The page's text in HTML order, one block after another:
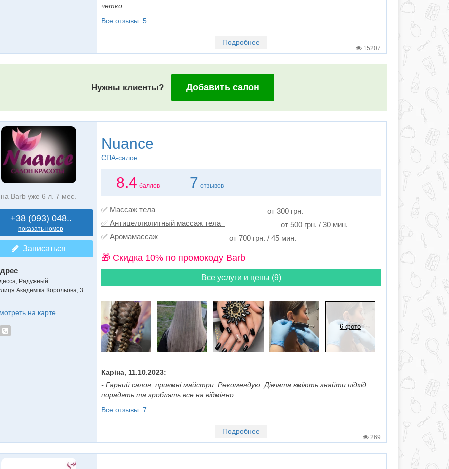
четко......
Все отзывы: 5
Подробнее
15207
Нужны клиенты? Добавить салон
на Barb уже 6 л. 7 мес.
+38 (093) 048..
показать номер
Записаться
Радужный
Академіка Корольова, 3
на карте
Nuance
СПА-салон
8.4 баллов 7 отзывов
✅ Массаж тела
от 300 грн.
✅ Антицеллюлитный массаж тела
от 500 грн. / 30 мин.
✅ Аромамассаж
от 700 грн. / 45 мин.
🎁 Cкидка 10% по промокоду Barb
Все услуги и цены (9)
6 фото
Каріна, 11.10.2023:
- Гарний салон, приємні майстри. Рекомендую. Дівчата вміють знайти підхід,
порадять та зроблять все на відмінно.......
Все отзывы: 7
Подробнее
269